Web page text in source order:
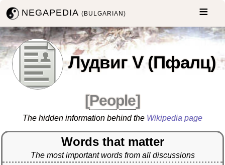
NEGAPEDIA(BULGARIAN)
Лудвиг V (Пфалц)
[People]
The hidden information behind the Wikipedia page
Words that matter
The most important words from all discussions